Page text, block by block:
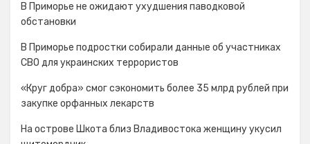
В Приморье не ожидают ухудшения паводковой
обстановки
В Приморье подростки собирали данные об участниках
СВО для украинских террористов
«Круг добра» смог сэкономить более 35 млрд рублей при
закупке орфанных лекарств
На острове Шкота близ Владивостока женщину укусил